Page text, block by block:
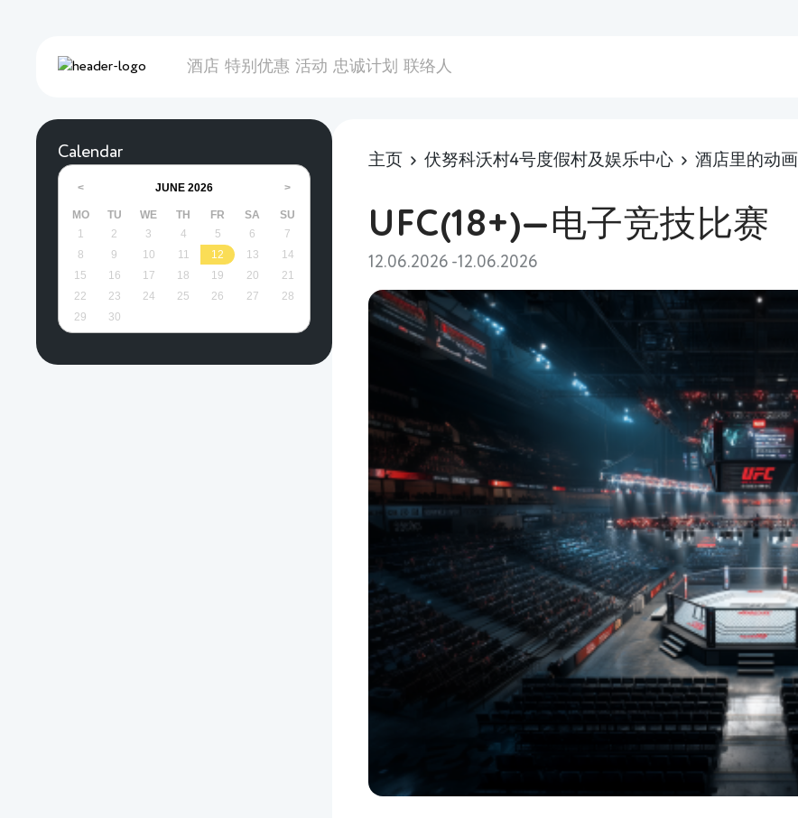
酒店 特别优惠 活动 忠诚计划 联络人
Calendar
< JUNE 2026 >
MO TU WE TH FR SA
SU
1
2 3 4 5 6
7
8
9 10 11 12 13
14
15
16 17 18 19 20
21
22
23 24 25 26 27
28
29
30
主页 伏努科沃村4号度假村及娱乐中心 酒店里的动画
UFC(18+)—电子竞技比赛
12.06.2026 -12.06.2026